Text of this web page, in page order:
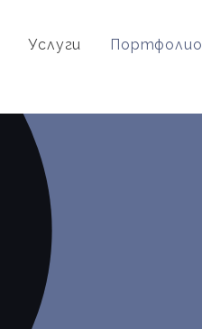
Услуги Портфолио